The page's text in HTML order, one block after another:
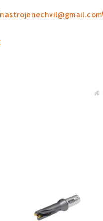
nastrojenechvil@gmail.com